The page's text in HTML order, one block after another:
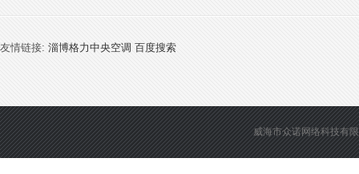
友情链接: 淄博格力中央空调 百度搜索
威海市众诺网络科技有